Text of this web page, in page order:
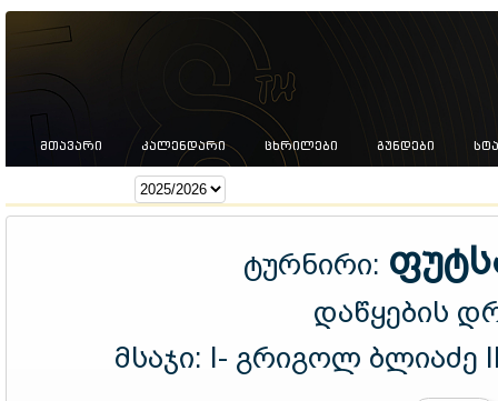
ᲛᲗᲐᲕᲐᲠᲘ ᲙᲐᲚᲔᲜᲓᲐᲠᲘ ᲪᲮᲠᲘᲚᲔᲑᲘ ᲒᲣᲜᲓᲔᲑᲘ
ტურნირი:
დაწყების
მსაჯი: I- გრიგოლ ბლიაძე